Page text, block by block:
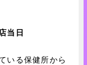
当日
いる保健所から